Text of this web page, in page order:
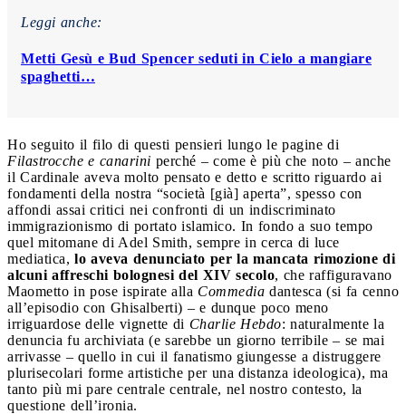
Leggi anche:
Metti Gesù e Bud Spencer seduti in Cielo a mangiare
spaghetti…
Ho seguito il filo di questi pensieri lungo le pagine di
Filastrocche e canarini perché – come è più che noto – anche
il Cardinale aveva molto pensato e detto e scritto riguardo ai
fondamenti della nostra “società [già] aperta”, spesso con
affondi assai critici nei confronti di un indiscriminato
immigrazionismo di portato islamico. In fondo a suo tempo
quel mitomane di Adel Smith, sempre in cerca di luce
mediatica, lo aveva denunciato per la mancata rimozione di
alcuni affreschi bolognesi del XIV secolo, che raffiguravano
Maometto in pose ispirate alla Commedia dantesca (si fa cenno
all’episodio con Ghisalberti) – e dunque poco meno
irriguardose delle vignette di Charlie Hebdo: naturalmente la
denuncia fu archiviata (e sarebbe un giorno terribile – se mai
arrivasse – quello in cui il fanatismo giungesse a distruggere
plurisecolari forme artistiche per una distanza ideologica), ma
tanto più mi pare centrale centrale, nel nostro contesto, la
questione dell’ironia.